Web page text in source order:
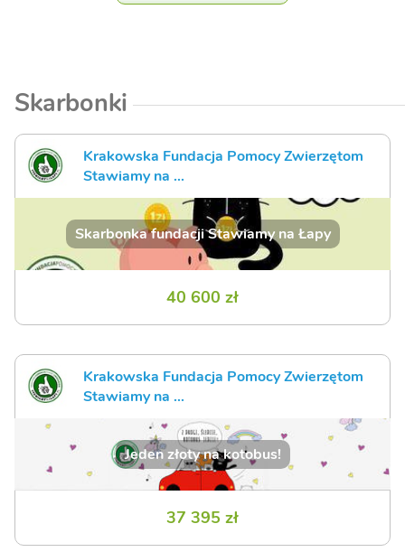
Skarbonki
Krakowska Fundacja Pomocy Zwierzętom
Stawiamy na ...
Skarbonka fundacji Stawiamy na Łapy
40 600 zł
Krakowska Fundacja Pomocy Zwierzętom
Stawiamy na ...
Jeden złoty na kotobus!
37 395 zł